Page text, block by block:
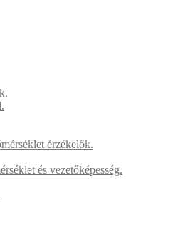
érzékelők.
és vezetőképesség.